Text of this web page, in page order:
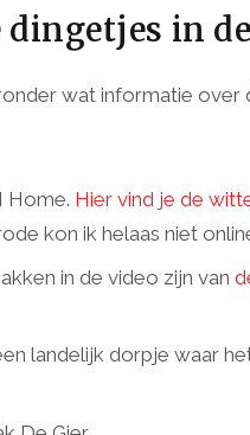
in
wat informatie over
Home. Hier vind je de
kon ik helaas niet
in de video zijn van
landelijk dorpje waar